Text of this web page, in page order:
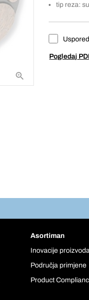
tip reza:
Pogledaj
Asortiman
Inovacije proizvoda
Područja primjene
Product